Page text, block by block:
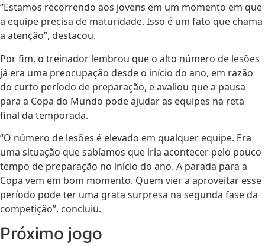
“Estamos recorrendo aos jovens em um momento em que
a equipe precisa de maturidade. Isso é um fato que chama
a atenção”, destacou.
Por fim, o treinador lembrou que o alto número de lesões
já era uma preocupação desde o início do ano, em razão
do curto período de preparação, e avaliou que a pausa
para a Copa do Mundo pode ajudar as equipes na reta
final da temporada.
“O número de lesões é elevado em qualquer equipe. Era
uma situação que sabíamos que iria acontecer pelo pouco
tempo de preparação no início do ano. A parada para a
Copa vem em bom momento. Quem vier a aproveitar esse
período pode ter uma grata surpresa na segunda fase da
competição”, concluiu.
Próximo jogo